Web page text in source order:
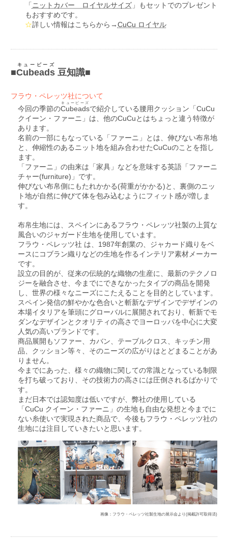
「 ニットカバー ロイヤルサイズ」もセットでのプレゼント
もおすすめです。
☆詳しい情報はこちらから→CuCu ロイヤル
■Cubeads
キュービーズ
豆知識■
フラウ・ペレッツ社について
今回の季節のCubeads
キュービーズ
で紹介している腰用クッション「CuCu
クイーン・ファーニ」は、他のCuCuとはちょっと違う特徴が
あります。
名前の一部にもなっている「ファーニ」とは、伸びない布帛地
と、伸縮性のあるニット地を組み合わせたCuCuのことを指し
ます。
「ファーニ」の由来は「家具」などを意味する英語「ファーニ
チャー(furniture)」です。
伸びない布帛側にもたれかかる(荷重がかかる)と、裏側のニッ
ト地が自然に伸びて体を包み込むようにフィット感が増しま
す。
布帛生地には、スペインにあるフラウ・ペレッツ社製の上質な
風合いのジャガード生地を使用しています。
フラウ・ペレッツ社 は、1987年創業の、ジャカード織りをベ
ースにコブラン織りなどの生地を作るインテリア素材メーカー
です。
設立の目的が、従来の伝統的な織物の生産に、最新のテクノロ
ジーを融合させ、今までにできなかったタイプの商品を開発
し、世界の様々なニーズにこたえることを目的としています。
スペイン発信の鮮やかな色合いと斬新なデザインでデザインの
本場イタリアを筆頭にグローバルに展開されており、斬新でモ
ダンなデザインとクオリティの高さでヨーロッパを中心に大変
人気の高いブランドです。
商品展開もソファー、カバン、テーブルクロス、キッチン用
品、クッション等々、そのニーズの広がりはとどまることがあ
りません。
今までにあった、様々の織物に関しての常識となっている制限
を打ち破っており、その技術力の高さには圧倒されるばかりで
す。
まだ日本では認知度は低いですが、弊社の使用している
「CuCu クイーン・ファーニ」の生地も自由な発想と今までに
ない糸使いで実現された商品で、今後もフラウ・ペレッツ社の
生地には注目していきたいと思います。
画像：フラウ・ペレッツ社製生地の展示会より(掲載許可取得済)